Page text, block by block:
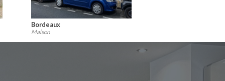
Mérignac
Maison